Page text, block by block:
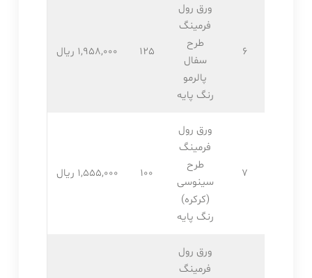
6
ورق رول
فرمینگ
طرح
سفال
پالرمو
رنگ پایه
125 1,958,۰۰۰ ریال
7
ورق رول
فرمینگ
طرح
سینوسی
(کرکره)
رنگ پایه
100 1,555,۰۰۰ ریال
ورق رول
فرمینگ